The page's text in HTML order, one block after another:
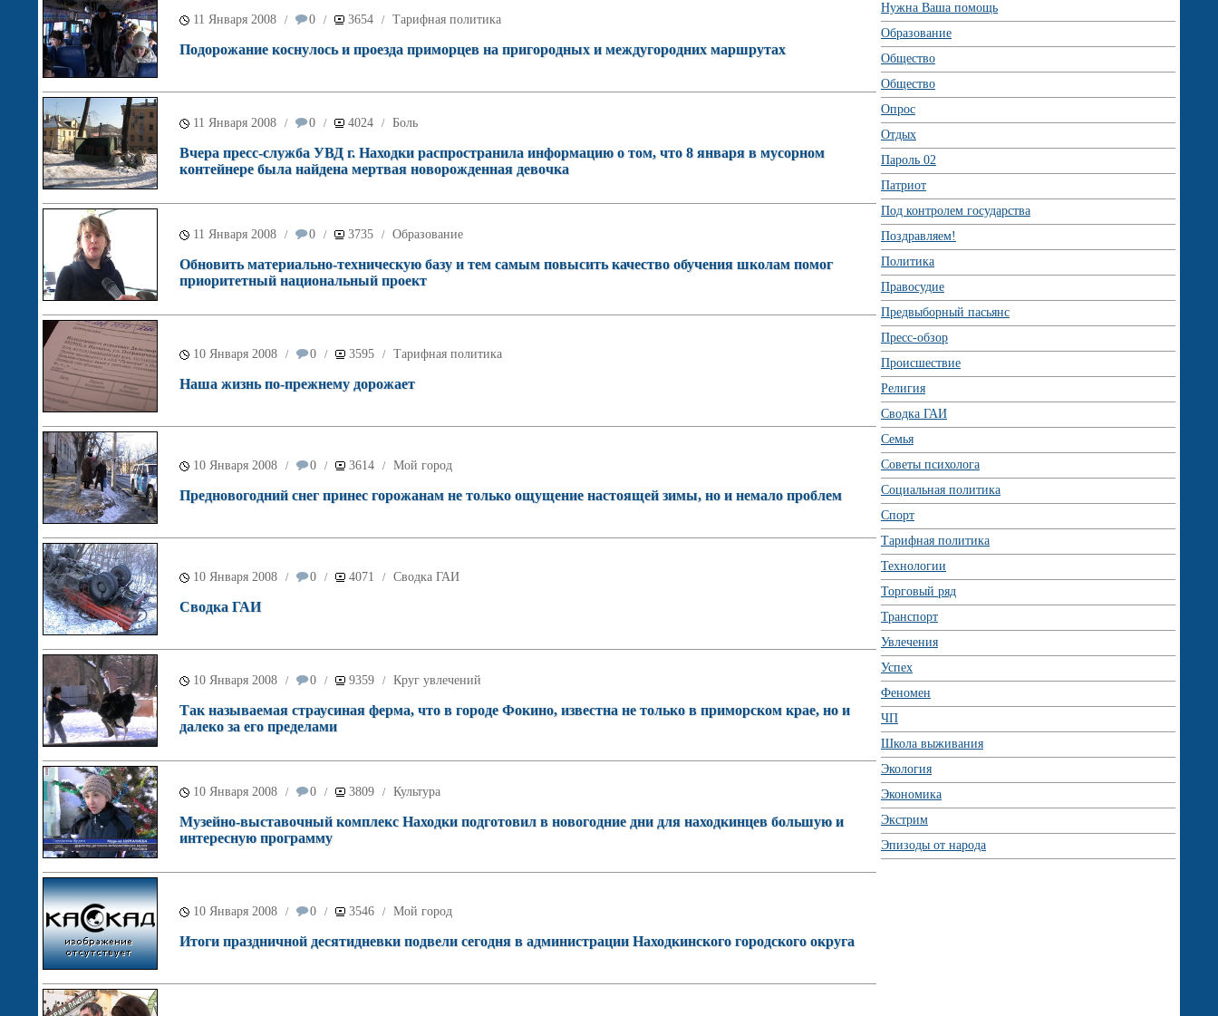
11 Января 2008 / 0 / 3654 / Тарифная политика
Подорожание коснулось и проезда приморцев на пригородных и междугородних маршрутах
11 Января 2008 / 0 / 4024 / Боль
Вчера пресс-служба УВД г. Находки распространила информацию о том, что 8 января в мусорном
контейнере была найдена мертвая новорожденная девочка
11 Января 2008 / 0 / 3735 / Образование
Обновить материально-техническую базу и тем самым повысить качество обучения школам помог
приоритетный национальный проект
10 Января 2008 / 0 / 3595 / Тарифная политика
Наша жизнь по-прежнему дорожает
10 Января 2008 / 0 / 3614 / Мой город
Предновогодний снег принес горожанам не только ощущение настоящей зимы, но и немало проблем
10 Января 2008 / 0 / 4071 / Сводка ГАИ
Сводка ГАИ
10 Января 2008 / 0 / 9359 / Круг увлечений
Так называемая страусиная ферма, что в городе Фокино, известна не только в приморском крае, но и
далеко за его пределами
10 Января 2008 / 0 / 3809 / Культура
Музейно-выставочный комплекс Находки подготовил в новогодние дни для находкинцев большую и
интересную программу
10 Января 2008 / 0 / 3546 / Мой город
Итоги праздничной десятидневки подвели сегодня в администрации Находкинского городского округа
Нужна Ваша помощь
Образование
Общество
Общество
Опрос
Отдых
Пароль 02
Патриот
Под контролем государства
Поздравляем!
Политика
Правосудие
Предвыборный пасьянс
Пресс-обзор
Происшествие
Религия
Сводка ГАИ
Семья
Советы психолога
Социальная политика
Спорт
Тарифная политика
Технологии
Торговый ряд
Транспорт
Увлечения
Успех
Феномен
ЧП
Школа выживания
Экология
Экономика
Экстрим
Эпизоды от народа